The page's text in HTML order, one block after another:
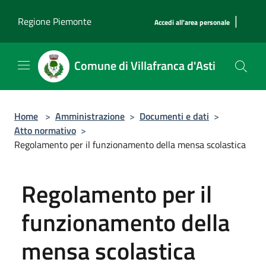
Regione Piemonte
Accedi all'area personale |
Comune di Villafranca d'Asti
Home > Amministrazione > Documenti e dati >
Atto normativo >
Regolamento per il funzionamento della mensa scolastica
Regolamento per il
funzionamento della
mensa scolastica